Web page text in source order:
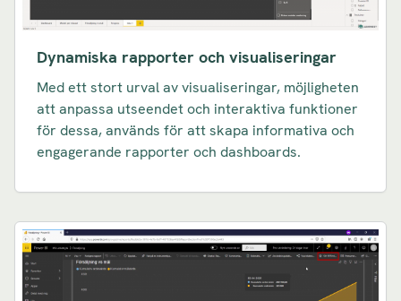
Dynamiska rapporter och visualiseringar
Med ett stort urval av visualiseringar, möjligheten
att anpassa utseendet och interaktiva funktioner
för dessa, används för att skapa informativa och
engagerande rapporter och dashboards.